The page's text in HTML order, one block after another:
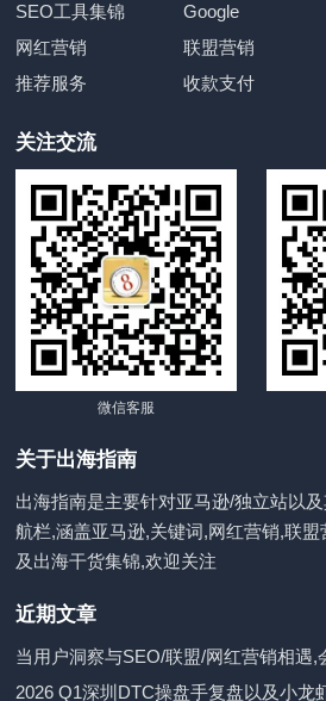
SEO工具集锦
Google
网红营销
联盟营销
推荐服务
收款支付
关注交流
微信客服
关于出海指南
出海指南是主要针对亚马逊/独立站以
航栏,涵盖亚马逊,关键词,网红营销,联
及出海干货集锦,欢迎关注
近期文章
当用户洞察与SEO/联盟/网红营销相遇,
2026 Q1深圳DTC操盘手复盘以及小龙